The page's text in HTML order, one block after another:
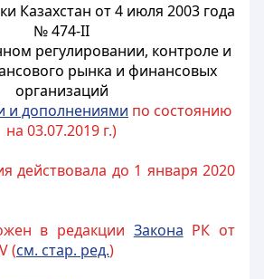
Казахстан от 4 июля 2003 года
№ 474-II
регулировании, контроле и
рынка и финансовых
организаций
и дополнениями по состоянию
на 03.07.2019 г.)
действовала до 1 января 2020
в редакции Закона РК от
(см. стар. ред.)